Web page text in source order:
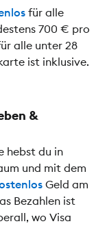
für alle
700 € pro
alle unter 28
ist inklusive.
&
hebst du in
und mit dem
Geld am
Bezahlen ist
wo Visa